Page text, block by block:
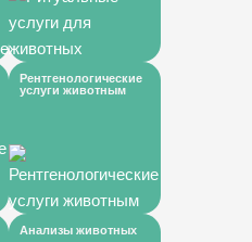
Рентгенологические
услуги животным
Анализы животных